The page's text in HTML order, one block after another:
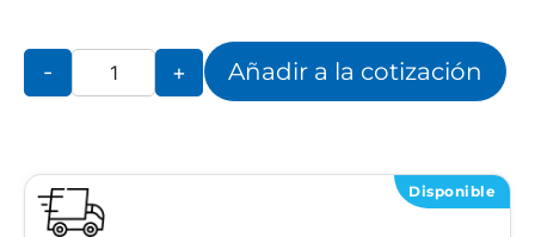
- + Añadir a la cotización
Disponible